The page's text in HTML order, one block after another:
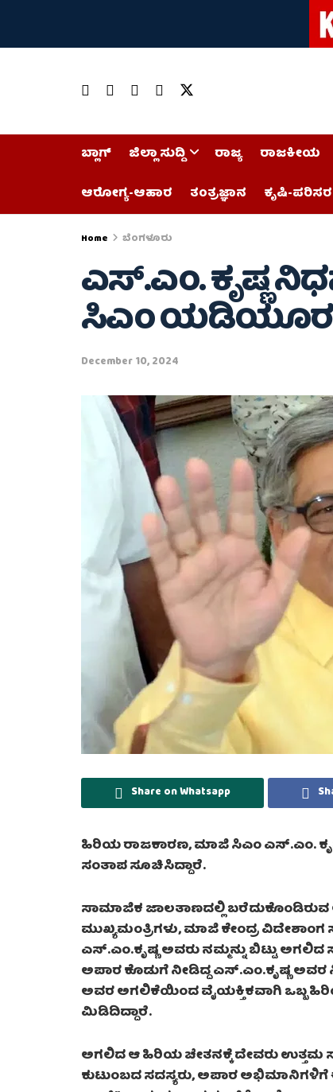
ಬ್ಲಾಗ್ ಜಿಲ್ಲಾ ಸುದ್ದಿ ರಾಜ್ಯ ರಾಜಕೀಯ
ಆರೋಗ್ಯ-ಆಹಾರ
ತಂತ್ರಜ್ಞಾನ ಕೃಷಿ-ಪರಿಸರ
Home ಬೆಂಗಳೂರು
ಎಸ್.ಎಂ. ಕೃಷ್ಣ
ಸಿಎಂ
December 10, 2024
Share on Whatsapp
ಹಿರಿಯ ರಾಜಕಾರಣ, ಮಾಜಿ ಸಿಎಂ ಎಸ್.ಎಂ.
ಸಂತಾಪ ಸೂಚಿಸಿದ್ದಾರೆ.
ಸಾಮಾಜಿಕ ಜಾಲತಾಣದಲ್ಲಿ ಬರೆದುಕೊಂಡಿರುವ
ಮುಖ್ಯಮಂತ್ರಿಗಳು, ಮಾಜಿ ಕೇಂದ್ರ
ಎಸ್.ಎಂ.ಕೃಷ್ಣ ಅವರು ನಮ್ಮನ್ನು ಬಿಟ್ಟು ಅಗಲಿದ
ಅಪಾರ ಕೊಡುಗೆ ನೀಡಿದ್ದ ಎಸ್.ಎಂ.ಕೃಷ್ಣ
ಅವರ ಅಗಲಿಕೆಯಿಂದ ವೈಯಕ್ತಿಕವಾಗಿ ಒಬ್ಬ
ಮಿಡಿದಿದ್ದಾರೆ.
ಅಗಲಿದ ಆ ಹಿರಿಯ ಚೇತನಕ್ಕೆ ದೇವರು ಉತ್ತಮ
ಕುಟುಂಬದ ಸದಸ್ಯರು, ಅಪಾರ ಅಭಿಮಾನಿಗಳಿಗೆ